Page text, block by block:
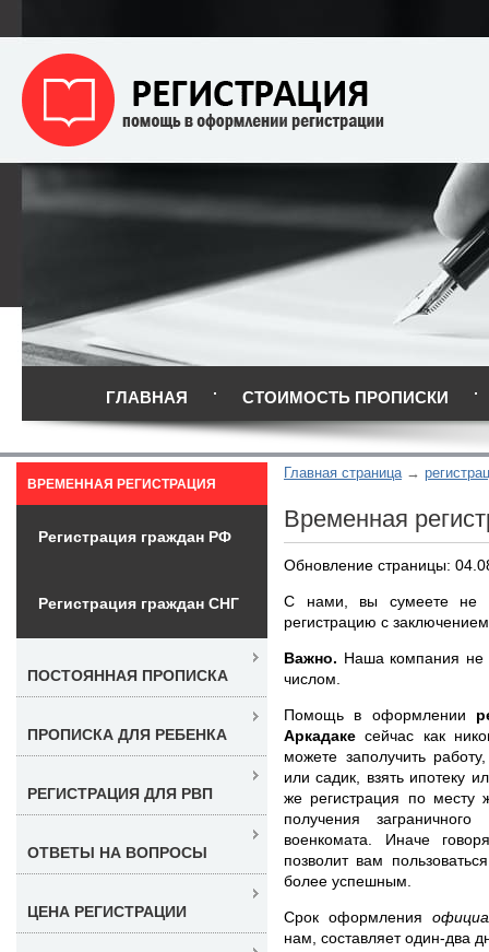
ГЛАВНАЯ СТОИМОСТЬ ПРОПИСКИ
Главная страница
Временная
Обновление страницы:
С нами, вы сумеете не
регистрацию с
Важно. Наша компания не
числом.
Помощь в оформлении
Аркадакесейчас как
можете заполучить
или садик, взять ипотеку
же регистрация по месту
получения
военкомата. Иначе
позволит вам
более успешным.
Срок оформления
нам, составляет один-два
ВРЕМЕННАЯ РЕГИСТРАЦИЯ
Регистрация граждан РФ
Регистрация граждан СНГ
ПОСТОЯННАЯ ПРОПИСКА
ПРОПИСКА ДЛЯ РЕБЕНКА
РЕГИСТРАЦИЯ ДЛЯ РВП
ОТВЕТЫ НА ВОПРОСЫ
ЦЕНА РЕГИСТРАЦИИ